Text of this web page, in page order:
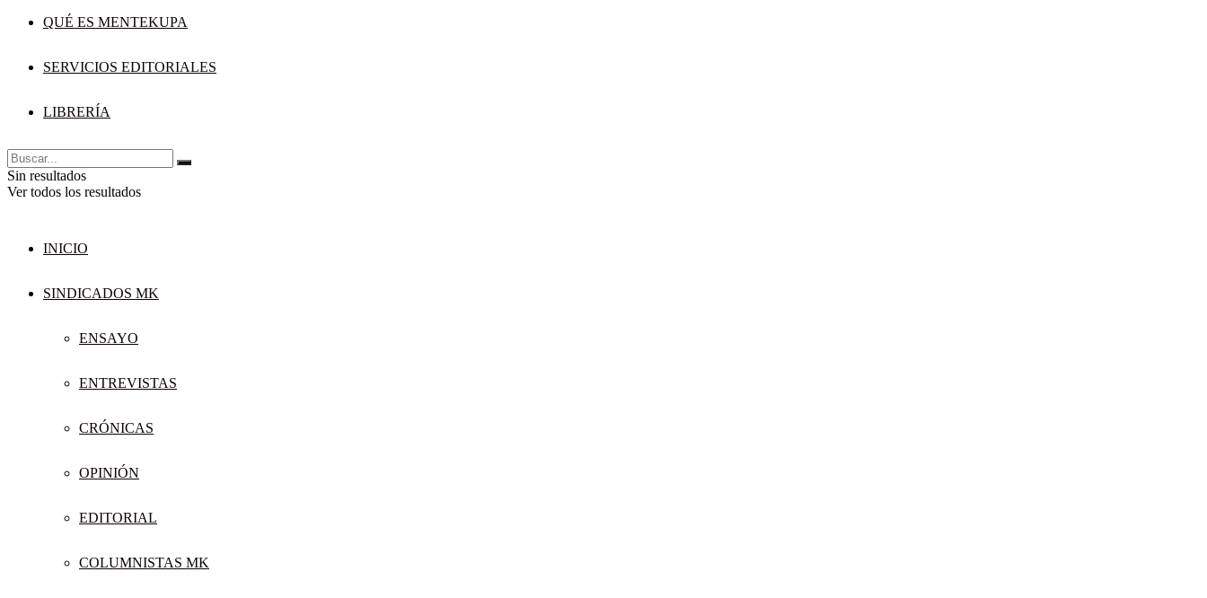
QUÉ ES MENTEKUPA
SERVICIOS EDITORIALES
LIBRERÍA
Sin resultados
Ver todos los resultados
INICIO
SINDICADOS MK
ENSAYO
ENTREVISTAS
CRÓNICAS
OPINIÓN
EDITORIAL
COLUMNISTAS MK